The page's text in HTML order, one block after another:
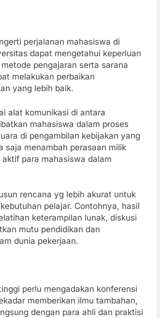
perjalanan mahasiswa di
dapat mengetahui keperluan
pengajaran serta sarana
melakukan perbaikan
yang lebih baik.
alat komunikasi di antara
mahasiswa dalam proses
di pengambilan kebijakan yang
saja menambah perasaan milik
para mahasiswa dalam
rencana yg lebih akurat untuk
pelajar. Contohnya, hasil
keterampilan lunak, diskusi
mutu pendidikan dan
dunia pekerjaan.
perlu mengadakan konferensi
memberikan ilmu tambahan,
dengan para ahli dan praktisi